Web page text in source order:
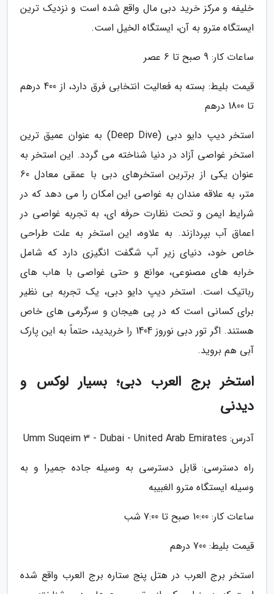
خلیفه و مرکز خرید دبی مال واقع شده است و نزدیک ترین
ایستگاه مترو به آن، ایستگاه الخیل است.
ساعات کار: 9 صبح تا 6 عصر
قیمت بلیط: بسته به فعالیت انتخابی فرق دارد، از 400 درهم
تا 1800 درهم
استخر دیپ دایو دبی (Deep Dive) به عنوان عمیق ترین
استخر غواصی آزاد در دنیا شناخته می گردد. این استخر به
عنوان یکی از برترین استخرهای دبی با عمقی معادل 60
متر، به علاقه مندان به غواصی این امکان را می دهد که در
شرایط ایمن و تحت نظارت حرفه ای، به تجربه غواصی در
اعماق آب بپردازند. به علاوه، این استخر به علت طراحی
خاص خود، دنیای زیر آب شگفت انگیزی دارد که شامل
خرابه های مصنوعی، موانع و حتی غواصی با هاب های
رباتیک است. استخر دیپ دایو دبی، یک تجربه بی نظیر
برای کسانی است که در پی هیجان و سرگرمی های خاص
هستند. اگر تور دبی نوروز 1404 را خریدید، حتماً به این پارک
آبی هم بروید.
استخر برج العرب دبی؛ بسیار لوکس و
دیدنی
آدرس: Umm Suqeim 3 - Dubai - United Arab Emirates
راه دسترسی: قابل دسترسی به وسیله جاده جمیرا و به
وسیله ایستگاه مترو الغبیبه
ساعات کار: 10:00 صبح تا 7:00 شب
قیمت بلیط: 700 درهم
استخر برج العرب در هتل پنج ستاره برج العرب واقع شده